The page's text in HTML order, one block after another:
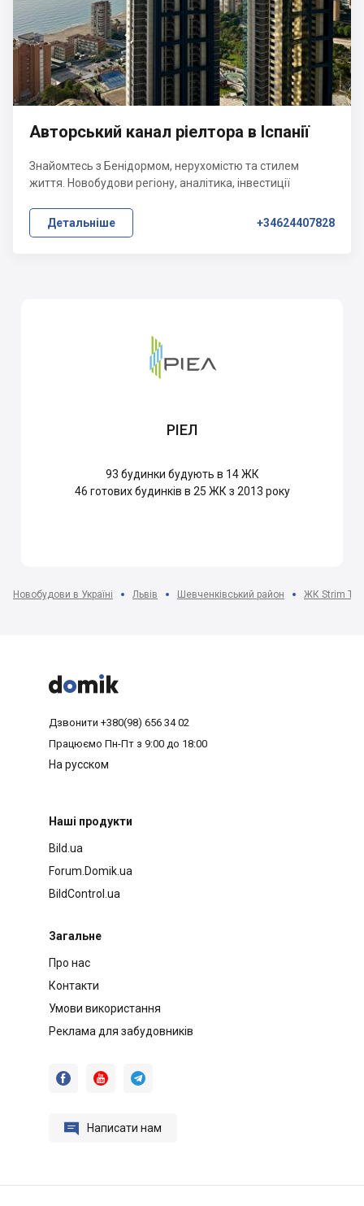
Авторський канал ріелтора в Іспанії
Знайомтесь з Бенідормом, нерухомістю та стилем
життя. Новобудови регіону, аналітика, інвестиції
Детальніше +34624407828
РІЕЛ
93 будинки будують в 14 ЖК
46 готових будинків в 25 ЖК з 2013 року
Новобудови в Україні Львів Шевченківський район ЖК Strim



Дзвонити +380(98) 656 34 02
Працюємо Пн-Пт з 9:00 до 18:00
На русском
Наші продукти
Bild.ua
Forum.Domik.ua
BildControl.ua
Загальне
Про нас
Контакти
Умови використання
Реклама для забудовників
  
 Написати нам